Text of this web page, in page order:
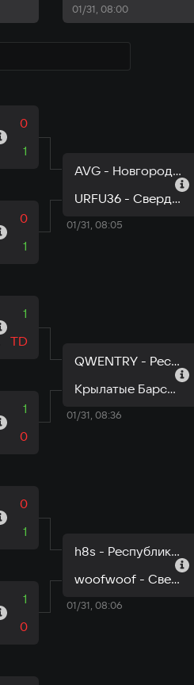
01/31, 08:00
0
1
0
1
1
TD
1
0
0
1
1
0
AVG - Новгородская область
URFU36 - Свердловская область
01/31, 08:05
QWENTRY - Республика Саха
Крылатые Барсы - Республика Татарстан
01/31, 08:36
h8s - Республика Мордовия
woofwoof - Свердловская область
01/31, 08:06